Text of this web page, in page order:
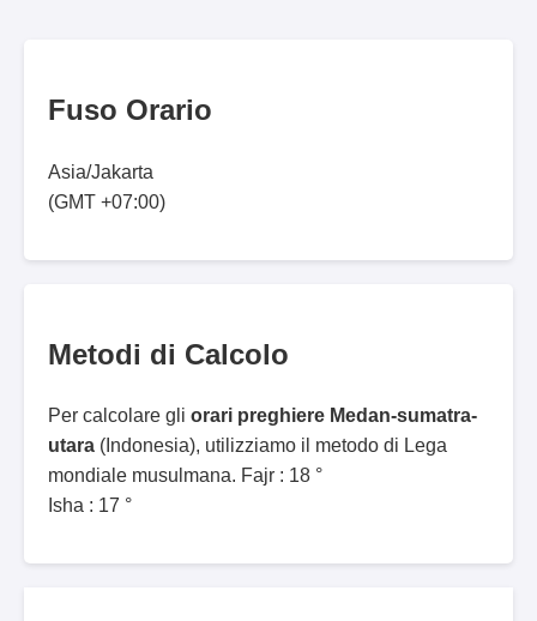
Fuso Orario
Asia/Jakarta
(GMT +07:00)
Metodi di Calcolo
Per calcolare gli orari preghiere Medan-sumatra-
utara (Indonesia), utilizziamo il metodo di Lega
mondiale musulmana. Fajr : 18 °
Isha : 17 °